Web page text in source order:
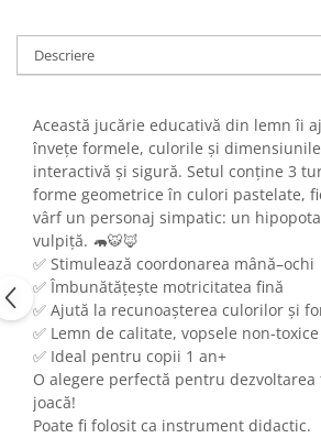
Descriere
Această jucărie educativă din lemn îi
învețe formele, culorile și
interactivă și sigură. Setul conține 3
forme geometrice în culori pastelate,
vârf un personaj simpatic: un
vulpiță. 🦛🐯🦊
✅ Stimulează coordonarea mână–ochi
✅ Îmbunătățește motricitatea fină
✅ Ajută la recunoașterea culorilor și
✅ Lemn de calitate, vopsele non-toxice
✅ Ideal pentru copii 1 an+
O alegere perfectă pentru
joacă!
Poate fi folosit ca instrument didactic.